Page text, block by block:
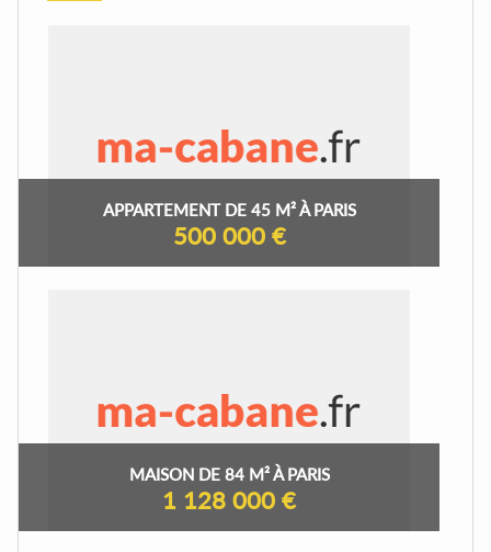
APPARTEMENT DE 45 M² À PARIS
500 000 €
MAISON DE 84 M² À PARIS
1 128 000 €